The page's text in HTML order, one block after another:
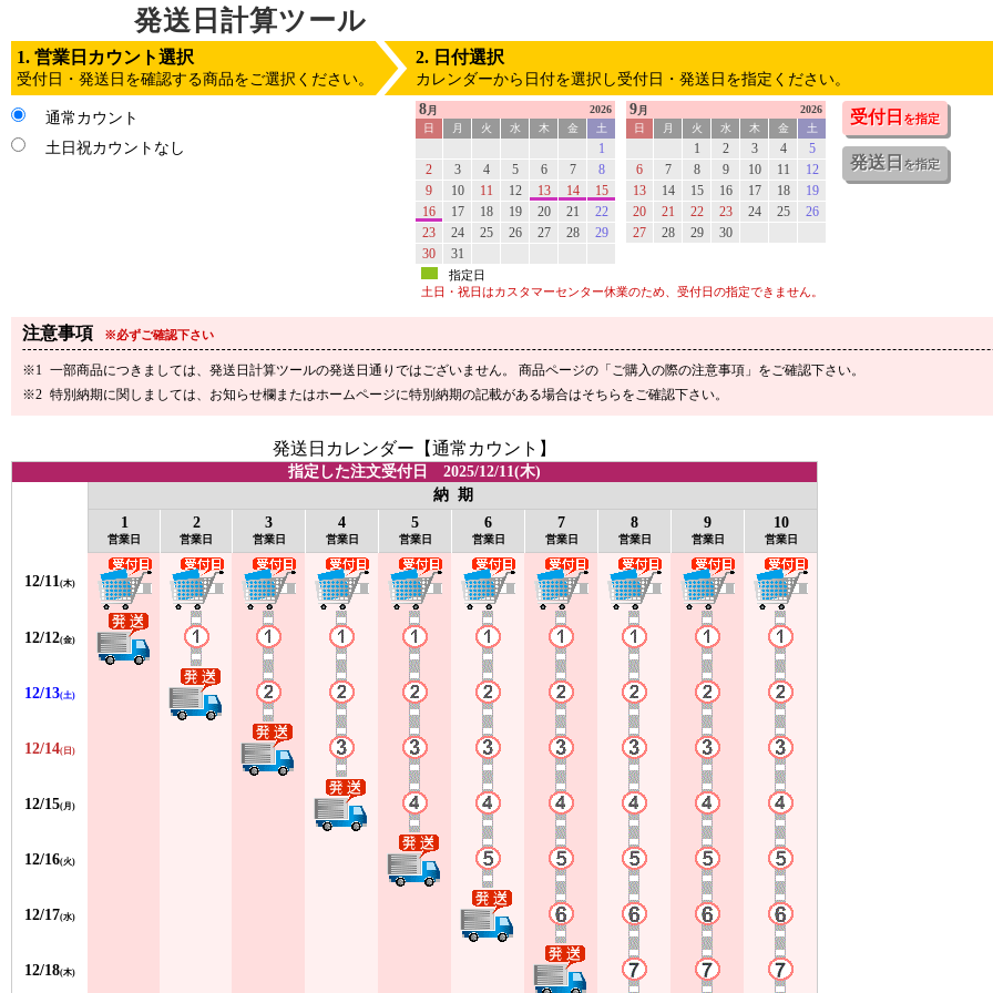
発送日計算ツール
1. 営業日カウント選択
受付日・発送日を確認する商品をご選択ください。
2. 日付選択
カレンダーから日付を選択し受付日・発送日を指定ください。
通常カウント
土日祝カウントなし
8月
2026
日
月 火 水 木 金 土
1
2
3 4 5 6 7
8
9
10 11 12 13 14
15
16
17 18 19 20 21
22
23
24 25 26 27 28
29
30
31
9月
2026
日
月 火 水 木 金 土
1 2 3 4
5
6
7 8 9 10 11
12
13
14 15 16 17 18
19
20
21 22 23 24 25
26
27
28 29 30
指定日
土日・祝日はカスタマーセンター休業のため、受付日の指定できません。
受付日 を指定
発送日 を指定
注意事項 ※必ずご確認下さい
一部商品につきましては、発送日計算ツールの発送日通りではございません。 商品ページの「ご購入の際の注意事項」をご確認下さい。
特別納期に関しましては、お知らせ欄またはホームページに特別納期の記載がある場合はそちらをご確認下さい。
発送日カレンダー【通常カウント】
指定した注文受付日 2025/12/11(木)
納 期
1
営業日
2
営業日
3
営業日
4
営業日
5
営業日
6
営業日
7
営業日
8
営業日
9
営業日
10
営業日
12/11(木)
12/12(金)
12/13(土)
12/14(日)
12/15(月)
12/16(火)
12/17(水)
12/18(木)